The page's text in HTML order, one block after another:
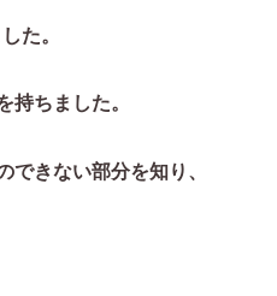
た。
持ちました。
きない部分を知り、